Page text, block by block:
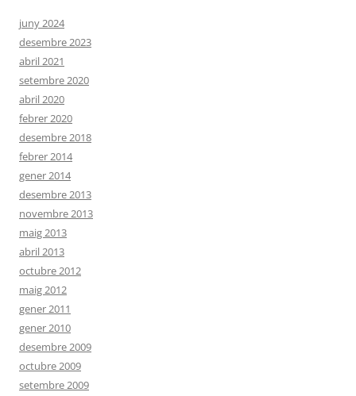
juny 2024
desembre 2023
abril 2021
setembre 2020
abril 2020
febrer 2020
desembre 2018
febrer 2014
gener 2014
desembre 2013
novembre 2013
maig 2013
abril 2013
octubre 2012
maig 2012
gener 2011
gener 2010
desembre 2009
octubre 2009
setembre 2009